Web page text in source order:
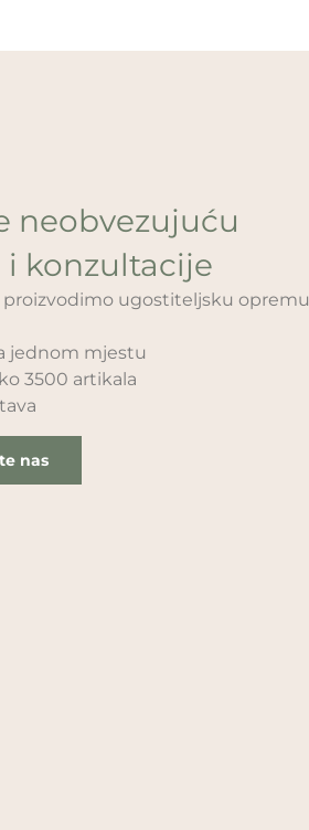
neobvezujuću
konzultacije
ugostiteljsku opremu
jednom mjestu
3500 artikala
nas